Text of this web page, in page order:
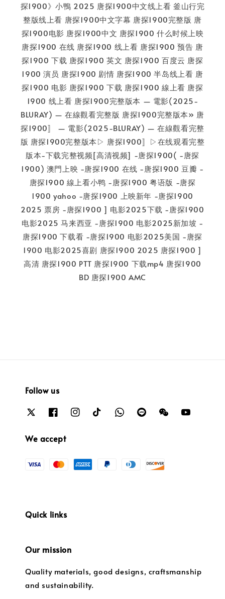
探1900》小鴨 2025 唐探1900中文线上看 釜山行完
整版线上看 唐探1900中文字幕 唐探1900完整版 唐
探1900电影 唐探1900中文 唐探1900 什么时候上映
唐探1900 在线 唐探1900 线上看 唐探1900 预告 唐
探1900 下载 唐探1900 英文 唐探1900 百度云 唐探
1900 演员 唐探1900 剧情 唐探1900 半岛线上看 唐
探1900 电影 唐探1900 下载 唐探1900 線上看 唐探
1900 线上看 唐探1900完整版本 — 電影(2025-
BLURAY) — 在線觀看完整版 唐探1900完整版本» 唐
探1900〛 — 電影(2025-BLURAY) — 在線觀看完整
版 唐探1900完整版本▷ 唐探1900〛▷在线观看完整
版本-下载完整视频[高清视频] -唐探1900( -唐探
1900) 澳門上映 -唐探1900 在线 -唐探1900 豆瓣 -
唐探1900 線上看小鸭 -唐探1900 粤语版 -唐探
1900 yahoo -唐探1900 上映新年 -唐探1900
2025 票房 -唐探1900 ] 电影2025下载 -唐探1900
电影2025 马来西亚 -唐探1900 电影2025新加坡 -
唐探1900 下载看 -唐探1900 电影2025美国 -唐探
1900 电影2025喜剧 唐探1900 2025 唐探1900 ]
高清 唐探1900 PTT 唐探1900 下载mp4 唐探1900
BD 唐探1900 AMC
Follow us
We accept
Quick links
Our mission
Quality materials, good designs, craftsmanship
and sustainability.